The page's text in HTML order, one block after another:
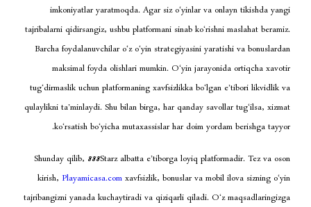
imkoniyatlar yaratmoqda. Agar siz o‘yinlar
tajribalarni qidirsangiz, ushbu platformani sinab
Barcha foydalanuvchilar o‘z o‘yin strategiyasini
maksimal foyda olishlari mumkin. O‘yin
tug‘dirmaslik uchun platformaning xavfsizlikka
qulaylikni ta’minlaydi. Shu bilan birga, har qanday
ko‘rsatish bo‘yicha mutaxassislar har doim
Shunday qilib, 888Starz albatta e’tiborga loyiq
kirish, Playamicasa.comxavfsizlik, bonuslar va
tajribangizni yanada kuchaytiradi va qiziqarli qiladi.